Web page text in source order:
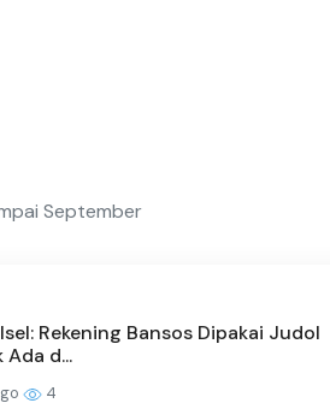
September
Rekening Bansos Dipakai Judol
Ada d...
4